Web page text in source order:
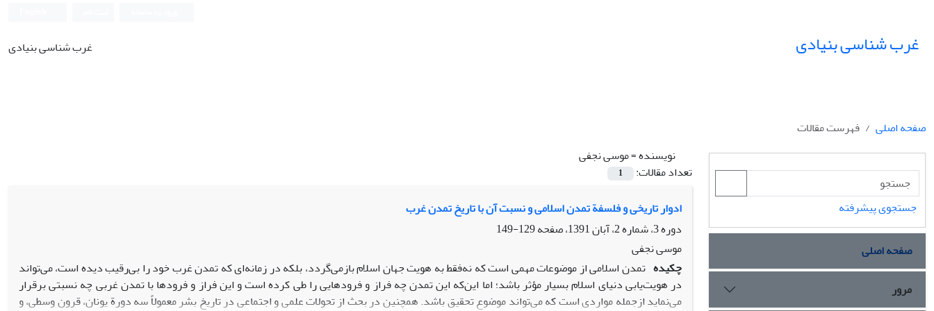
غرب شناسی بنیادی غرب شناسی بنیادی
صفحه اصلی
فهرست مقالات
نویسنده =موسی نجفی
تعداد مقالات:
1
ادوار تاریخی و فلسفة تمدن اسلامی و نسبت آن با تاریخ تمدن غرب
دوره 3، شماره 2، آبان 1391، صفحه
129-149
موسی نجفی
چکیده تمدن اسلامی از موضوعات مهمی است که نه‌فقط به هویت جهان اسلام بازمی‌گردد، بلکه در زمانه‌ای که تمدن غرب خود را بی‌رقیب دیده است، می‌تواند
در هویت‌یابی دنیای اسلام بسیار مؤثر باشد؛ اما این‌که این تمدن چه فراز و فرودهایی را طی کرده است و این فراز و فرودها با تمدن غربی چه نسبتی برقرار
می‌نماید ازجمله مواردی است که می‌تواند موضوع تحقیق باشد. همچنین در بحث از تحولات علمی و اجتماعی در تاریخ بشر معمولاً سه دورة یونان، قرون وسطی، و
جستجوی پیشرفته
صفحه اصلی
مرور